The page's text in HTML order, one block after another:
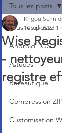
Tous les posts
Android, iOS
Astuces
Bureautique
Compression
Customisation
Tous les posts
Wise
-
registre
Krigou
14 juil. 2023 1